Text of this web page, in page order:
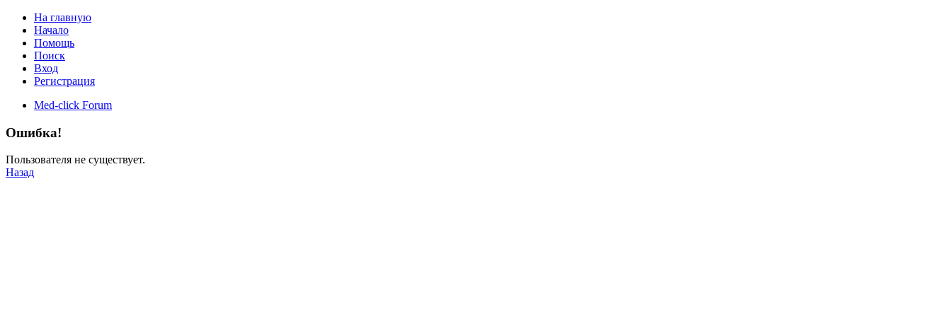
На главную
Начало
Помощь
Поиск
Вход
Регистрация
Med-click Forum
Ошибка!
Пользователя не существует.
Назад